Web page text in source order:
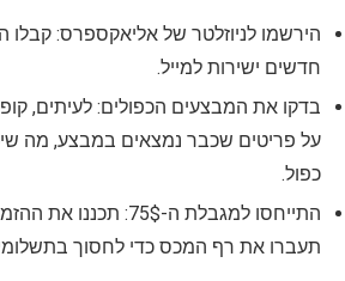
הירשמו לניוזלטר של אליאקספרס: קבלו
חדשים ישירות למייל.
בדקו את המבצעים הכפולים: לעיתים,
על פריטים שכבר נמצאים במבצע, מה
כפול.
התייחסו למגבלת ה-75$:
תעברו את רף המכס כדי לחסוך